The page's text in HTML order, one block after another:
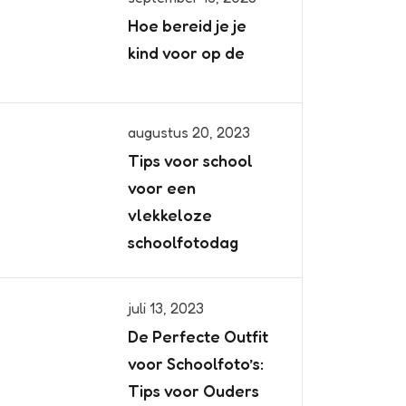
Hoe bereid je je
kind voor op de
augustus 20, 2023
Tips voor school
voor een
vlekkeloze
schoolfotodag
juli 13, 2023
De Perfecte Outfit
voor Schoolfoto’s:
Tips voor Ouders